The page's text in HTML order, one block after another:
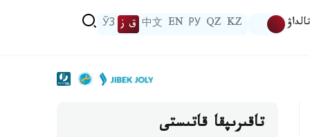
تالداۋ KZ
QZ
РУ
EN
中文 ق ز ЎЗ
تاقىرىپقا قاتىستى